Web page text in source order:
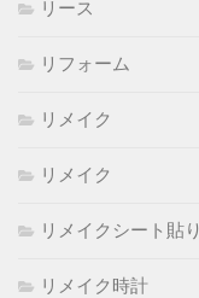
リース
リフォーム
リメイク
リメイク
リメイクシート貼り
リメイク時計